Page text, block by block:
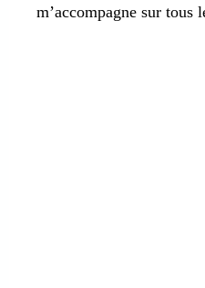
m’accompagne sur tous